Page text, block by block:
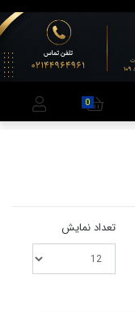
تعداد نمایش
0